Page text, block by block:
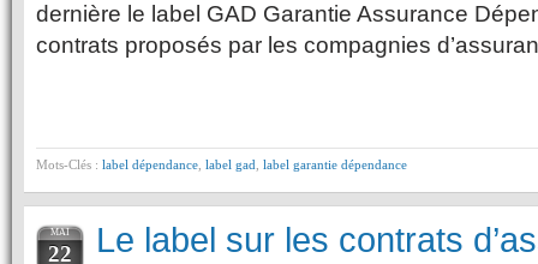
dernière le label GAD Garantie Assurance
contrats proposés par les compagnies
Mots-Clés : label dépendance label gad label garantie dépendance
MAI
22
Le label sur les contrats